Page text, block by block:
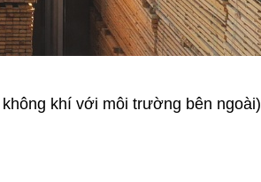
khí với môi trường bên ngoài)